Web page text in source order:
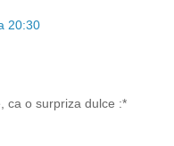
20:30
ca o surpriza dulce :*